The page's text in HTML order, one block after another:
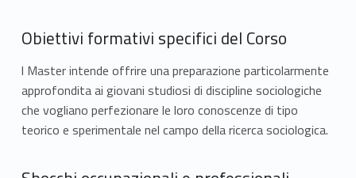
Obiettivi formativi specifici del Corso
l Master intende offrire una preparazione particolarmente
approfondita ai giovani studiosi di discipline sociologiche
che vogliano perfezionare le loro conoscenze di tipo
teorico e sperimentale nel campo della ricerca sociologica.